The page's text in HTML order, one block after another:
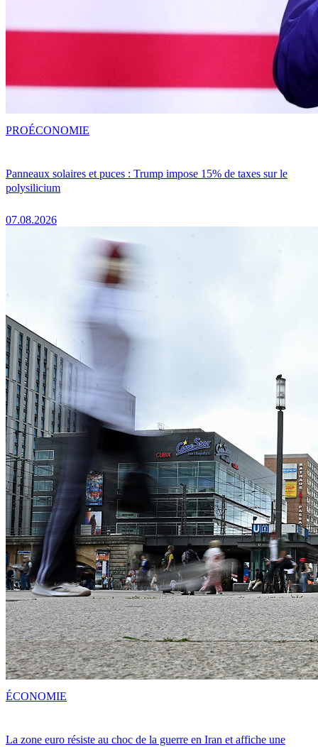
Panneaux solaires et puces : Trump impose 15% de taxes sur le
polysilicium
07.08.2026
PROÉCONOMIE
La zone euro résiste au choc de la guerre en Iran et affiche une
ÉCONOMIE